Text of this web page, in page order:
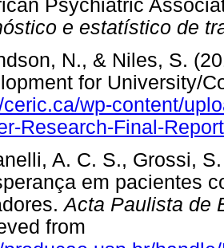
Psychiatric
e estatístico de
N., & Niles, S.
for University/
ceric.ca/wp-content/
Research-Final-
A. C. S., Grossi,
em pacientes
Acta Paulista de
from